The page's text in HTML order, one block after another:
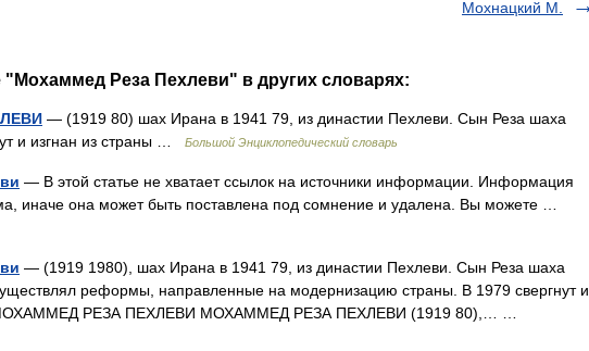
Мохнацкий М.
"Мохаммед Реза Пехлеви" в других словарях:
— (1919 80) шах Ирана в 1941 79, из династии Пехлеви. Сын Реза шаха
и изгнан из страны …
Большой Энциклопедический словарь
— В этой статье не хватает ссылок на источники информации. Информация
иначе она может быть поставлена под сомнение и удалена. Вы можете …
— (1919 1980), шах Ирана в 1941 79, из династии Пехлеви. Сын Реза шаха
реформы, направленные на модернизацию страны. В 1979 свергнут и
* МОХАММЕД РЕЗА ПЕХЛЕВИ МОХАММЕД РЕЗА ПЕХЛЕВИ (1919 80),… …